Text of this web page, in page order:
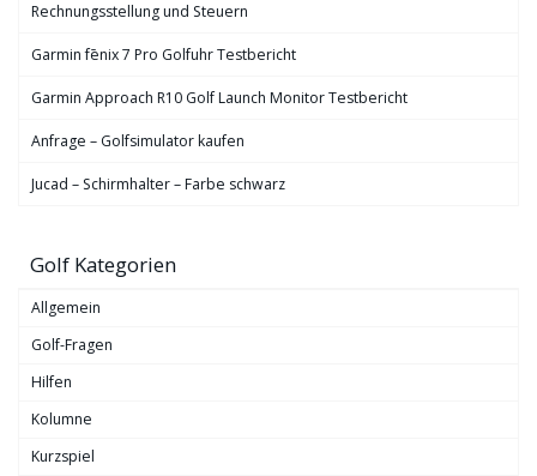
Rechnungsstellung und Steuern
Garmin fēnix 7 Pro Golfuhr Testbericht
Garmin Approach R10 Golf Launch Monitor Testbericht
Anfrage – Golfsimulator kaufen
Jucad – Schirmhalter – Farbe schwarz
Golf Kategorien
Allgemein
Golf-Fragen
Hilfen
Kolumne
Kurzspiel